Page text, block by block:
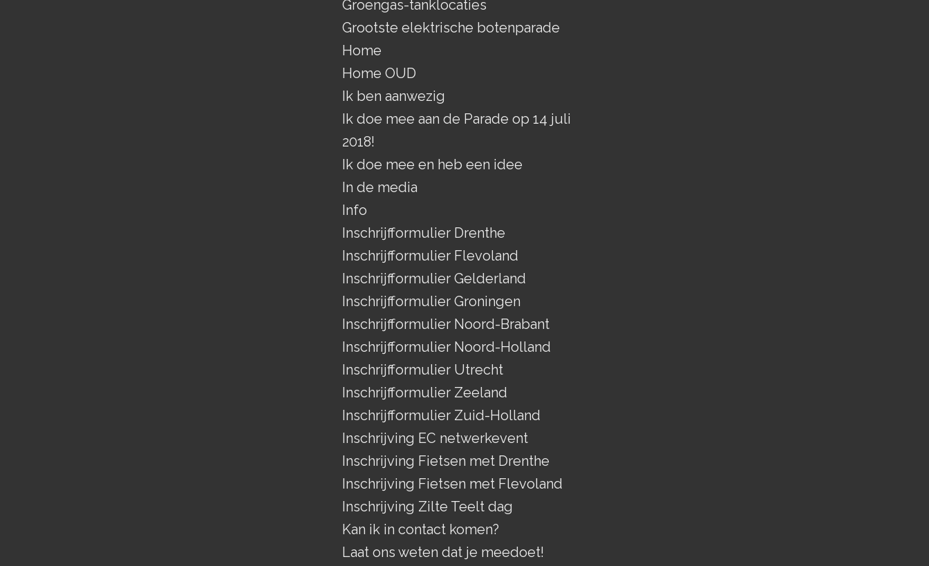
Groengas-tanklocaties
Grootste elektrische botenparade
Home
Home OUD
Ik ben aanwezig
Ik doe mee aan de Parade op 14 juli
2018!
Ik doe mee en heb een idee
In de media
Info
Inschrijfformulier Drenthe
Inschrijfformulier Flevoland
Inschrijfformulier Gelderland
Inschrijfformulier Groningen
Inschrijfformulier Noord-Brabant
Inschrijfformulier Noord-Holland
Inschrijfformulier Utrecht
Inschrijfformulier Zeeland
Inschrijfformulier Zuid-Holland
Inschrijving EC netwerkevent
Inschrijving Fietsen met Drenthe
Inschrijving Fietsen met Flevoland
Inschrijving Zilte Teelt dag
Kan ik in contact komen?
Laat ons weten dat je meedoet!